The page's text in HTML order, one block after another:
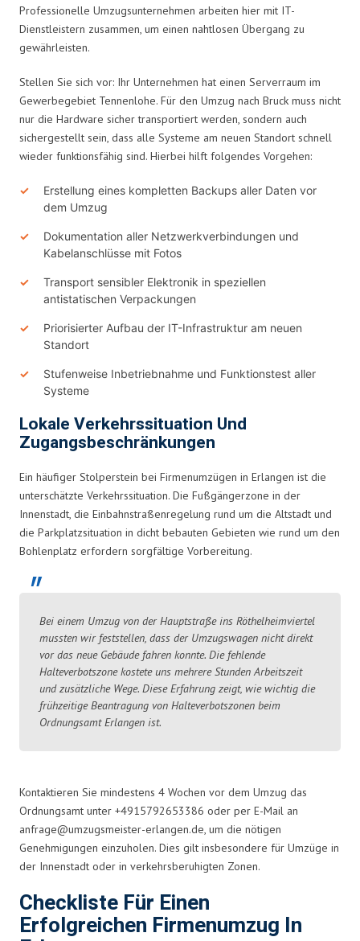
Professionelle Umzugsunternehmen arbeiten hier mit IT-
Dienstleistern zusammen, um einen nahtlosen Übergang zu
gewährleisten.
Stellen Sie sich vor: Ihr Unternehmen hat einen Serverraum im
Gewerbegebiet Tennenlohe. Für den Umzug nach Bruck muss nicht
nur die Hardware sicher transportiert werden, sondern auch
sichergestellt sein, dass alle Systeme am neuen Standort schnell
wieder funktionsfähig sind. Hierbei hilft folgendes Vorgehen:
Erstellung eines kompletten Backups aller Daten vor
dem Umzug
Dokumentation aller Netzwerkverbindungen und
Kabelanschlüsse mit Fotos
Transport sensibler Elektronik in speziellen
antistatischen Verpackungen
Priorisierter Aufbau der IT-Infrastruktur am neuen
Standort
Stufenweise Inbetriebnahme und Funktionstest aller
Systeme
Lokale Verkehrssituation Und
Zugangsbeschränkungen
Ein häufiger Stolperstein bei Firmenumzügen in Erlangen ist die
unterschätzte Verkehrssituation. Die Fußgängerzone in der
Innenstadt, die Einbahnstraßenregelung rund um die Altstadt und
die Parkplatzsituation in dicht bebauten Gebieten wie rund um den
Bohlenplatz erfordern sorgfältige Vorbereitung.
Bei einem Umzug von der Hauptstraße ins Röthelheimviertel
mussten wir feststellen, dass der Umzugswagen nicht direkt
vor das neue Gebäude fahren konnte. Die fehlende
Halteverbotszone kostete uns mehrere Stunden Arbeitszeit
und zusätzliche Wege. Diese Erfahrung zeigt, wie wichtig die
frühzeitige Beantragung von Halteverbotszonen beim
Ordnungsamt Erlangen ist.
Kontaktieren Sie mindestens 4 Wochen vor dem Umzug das
Ordnungsamt unter +4915792653386 oder per E-Mail an
anfrage@umzugsmeister-erlangen.de, um die nötigen
Genehmigungen einzuholen. Dies gilt insbesondere für Umzüge in
der Innenstadt oder in verkehrsberuhigten Zonen.
Checkliste Für Einen
Erfolgreichen Firmenumzug In